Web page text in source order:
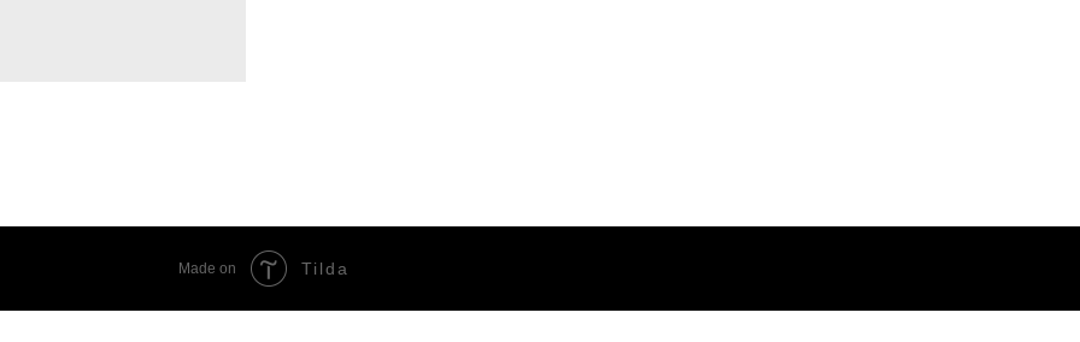
Made on Tilda